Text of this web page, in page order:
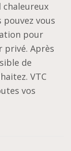
chaleureux
vous
pour
privé. Après
de
VTC
vos